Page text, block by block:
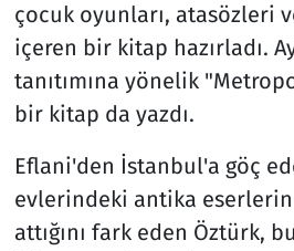
çocuk oyunları, atasözleri
içeren bir kitap hazırladı.
tanıtımına yönelik
bir kitap da yazdı.
Eflani'den İstanbul'a göç
evlerindeki antika
attığını fark eden Öztürk,